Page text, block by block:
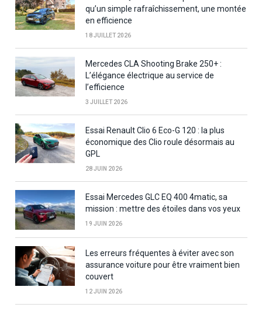
qu’un simple rafraîchissement, une montée
en efficience
18 JUILLET 2026
Mercedes CLA Shooting Brake 250+ :
L’élégance électrique au service de
l’efficience
3 JUILLET 2026
Essai Renault Clio 6 Eco-G 120 : la plus
économique des Clio roule désormais au
GPL
28 JUIN 2026
Essai Mercedes GLC EQ 400 4matic, sa
mission : mettre des étoiles dans vos yeux
19 JUIN 2026
Les erreurs fréquentes à éviter avec son
assurance voiture pour être vraiment bien
couvert
12 JUIN 2026